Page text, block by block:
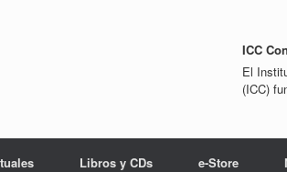
ICC
El
(ICC)
Libros y CDs e-Store